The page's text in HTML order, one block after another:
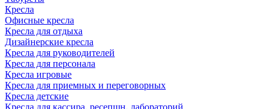
Кресла
Офисные кресла
Кресла для отдыха
Дизайнерские кресла
Кресла для руководителей
Кресла для персонала
Кресла игровые
Кресла для приемных и переговорных
Кресла детские
Кресла для кассира, ресепшн, лабораторий